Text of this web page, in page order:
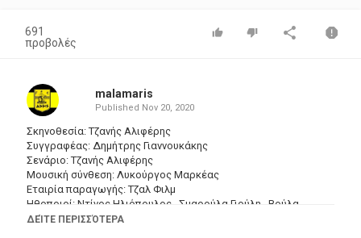
691
προβολές
malamaris
Published Nov 20, 2020
Σκηνοθεσία: Τζανής Αλιφέρης
Συγγραφέας: Δημήτρης Γιαννουκάκης
Σενάριο: Τζανής Αλιφέρης
Μουσική σύνθεση: Λυκούργος Μαρκέας
Εταιρία παραγωγής: Τζαλ Φιλμ
Ηθοποιοί: Ντίνος Ηλιόπουλος , Σμαρούλα Γιούλη , Βούλα
Χαριλάου , Γιάννης Γκιωνάκης , Νίνα Γιαννίδη , Βασίλης
ΔΕΊΤΕ ΠΕΡΙΣΣΌΤΕΡΑ